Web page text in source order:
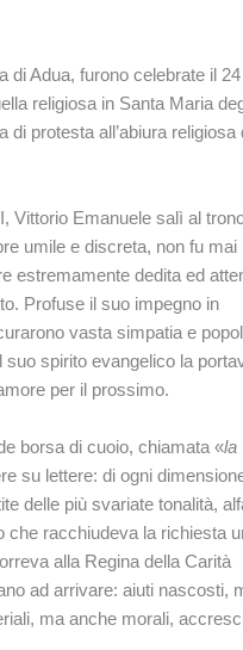
di Adua, furono celebrate il 24
religiosa in Santa Maria
protesta all’abiura religiosa
Vittorio Emanuele salì al
umile e discreta, non fu mai
estremamente dedita ed
Profuse il suo impegno in
vasta simpatia e
spirito evangelico la
per il prossimo.
borsa di cuoio, chiamata «la
su lettere: di ogni
delle più svariate tonalità,
che racchiudeva la richiesta
alla Regina della Carità
ad arrivare: aiuti nascosti,
ma anche morali,